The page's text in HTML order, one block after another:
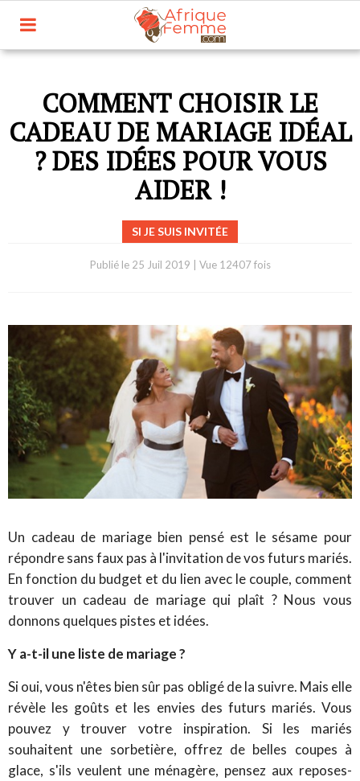
COMMENT CHOISIR LE
CADEAU DE MARIAGE IDÉAL
? DES IDÉES POUR VOUS
AIDER !
SI JE SUIS INVITÉE
Publié le 25 Juil 2019 Vue 12407 fois
Un cadeau de mariage bien pensé est le sésame pour
répondre sans faux pas à l'invitation de vos futurs mariés.
En fonction du budget et du lien avec le couple, comment
trouver un cadeau de mariage qui plaît ? Nous vous
donnons quelques pistes et idées.
Y a-t-il une liste de mariage ?
Si oui, vous n'êtes bien sûr pas obligé de la suivre. Mais elle
révèle les goûts et les envies des futurs mariés. Vous
pouvez y trouver votre inspiration. Si les mariés
souhaitent une sorbetière, offrez de belles coupes à
glace, s'ils veulent une ménagère, pensez aux reposes-